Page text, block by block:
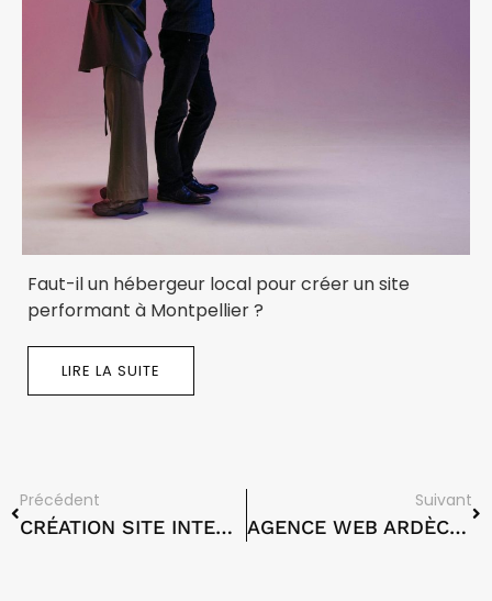
Faut-il un hébergeur local pour créer un site
performant à Montpellier ?
LIRE LA SUITE
Précédent
CRÉATION SITE INTERNET ARDÈCHE : VOTRE PARTENAIRE DIGITAL POUR UNE PRÉSENCE EN LIGNE RÉUSSIE
Suivant
AGENCE WEB ARDÈCHE